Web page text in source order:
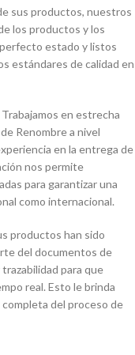
sus productos, nuestros
los productos y los
estado y listos
estándares de calidad en
Trabajamos en estrecha
Renombre a nivel
en la entrega de
nos permite
para garantizar una
como internacional.
productos han sido
del documentos de
para que
real. Esto le brinda
del proceso de